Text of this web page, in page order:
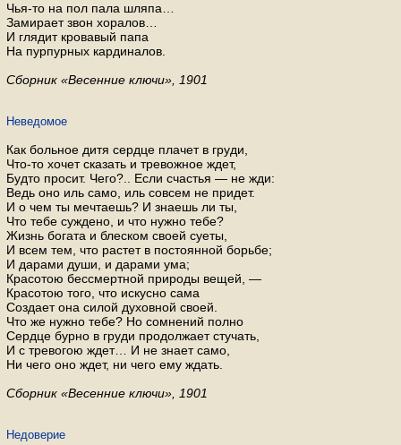
Чья-то на пол пала шляпа…
Замирает звон хоралов…
И глядит кровавый папа
На пурпурных кардиналов.
Сборник «Весенние ключи», 1901
Неведомое
Как больное дитя сердце плачет в груди,
Что-то хочет сказать и тревожное ждет,
Будто просит. Чего?.. Если счастья — не жди:
Ведь оно иль само, иль совсем не придет.
И о чем ты мечтаешь? И знаешь ли ты,
Что тебе суждено, и что нужно тебе?
Жизнь богата и блеском своей суеты,
И всем тем, что растет в постоянной борьбе;
И дарами души, и дарами ума;
Красотою бессмертной природы вещей, —
Красотою того, что искусно сама
Создает она силой духовной своей.
Что же нужно тебе? Но сомнений полно
Сердце бурно в груди продолжает стучать,
И с тревогою ждет… И не знает само,
Ни чего оно ждет, ни чего ему ждать.
Сборник «Весенние ключи», 1901
Недоверие